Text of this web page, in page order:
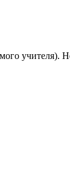
учителя).